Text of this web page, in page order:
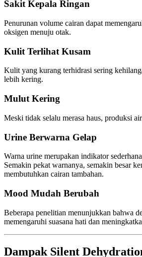
Sakit Kepala Ringan
Penurunan volume cairan dapat
oksigen menuju otak.
Kulit Terlihat Kusam
Kulit yang kurang terhidrasi sering
lebih kering.
Mulut Kering
Meski tidak selalu merasa haus, produksi
Urine Berwarna Gelap
Warna urine merupakan indikator
Semakin pekat warnanya, semakin besar
membutuhkan cairan tambahan.
Mood Mudah Berubah
Beberapa penelitian menunjukkan bahwa
memengaruhi suasana hati dan
Dampak Silent